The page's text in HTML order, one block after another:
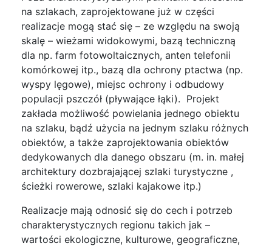
na szlakach, zaprojektowane już w części
realizacje mogą stać się – ze względu na swoją
skalę – wieżami widokowymi, bazą techniczną
dla np. farm fotowoltaicznych, anten telefonii
komórkowej itp., bazą dla ochrony ptactwa (np.
wyspy lęgowe), miejsc ochrony i odbudowy
populacji pszczół (pływające łąki). Projekt
zakłada możliwość powielania jednego obiektu
na szlaku, bądź użycia na jednym szlaku różnych
obiektów, a także zaprojektowania obiektów
dedykowanych dla danego obszaru (m. in. małej
architektury dozbrajającej szlaki turystyczne ,
ścieżki rowerowe, szlaki kajakowe itp.)
Realizacje mają odnosić się do cech i potrzeb
charakterystycznych regionu takich jak –
wartości ekologiczne, kulturowe, geograficzne,